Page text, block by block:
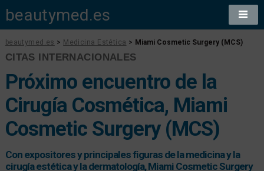
beautymed.es
beautymed.es > Medicina Estética > Miami Cosmetic Surgery (MCS)
CITAS INTERNACIONALES
Próximo encuentro de la
Cirugía Cosmética, Miami
Cosmetic Surgery (MCS)
Con expositores y principales figuras de la medicina y la
cirugía estética y la dermatología, Miami Cosmetic Surgery